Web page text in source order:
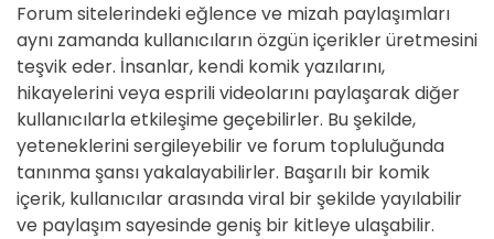
Forum sitelerindeki eğlence ve mizah paylaşımları
aynı zamanda kullanıcıların özgün içerikler üretmesini
teşvik eder. İnsanlar, kendi komik yazılarını,
hikayelerini veya esprili videolarını paylaşarak diğer
kullanıcılarla etkileşime geçebilirler. Bu şekilde,
yeteneklerini sergileyebilir ve forum topluluğunda
tanınma şansı yakalayabilirler. Başarılı bir komik
içerik, kullanıcılar arasında viral bir şekilde yayılabilir
ve paylaşım sayesinde geniş bir kitleye ulaşabilir.